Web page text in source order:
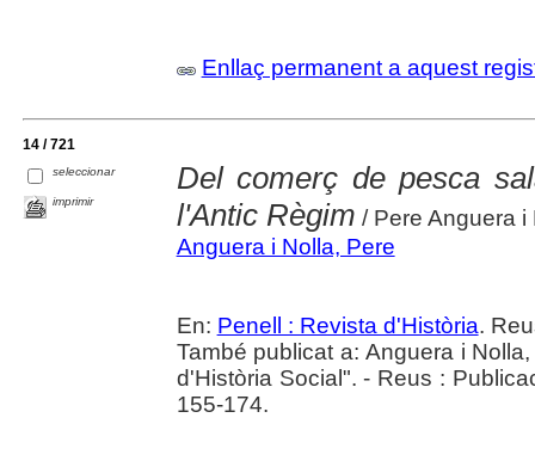
Enllaç permanent a aquest
14 / 721
seleccionar
imprimir
Del comerç de pesca
l'Antic Règim / Pere Anguera i
Anguera i Nolla, Pere
En: Penell : Revista d'Història.
També publicat a: Anguera i
d'Història Social". - Reus :
155-174.